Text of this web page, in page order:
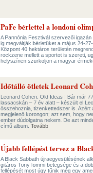
PaFe bérlettel a londoni
A Pannónia Fesztivál szervezői
ig megváltják bérletüket a május 24-
Központ 40 hektáros területén
rockzene mellett a sportot is szereti,
helyszínen szurkoljon a magyar
Időtálló ötletek Leonard
Leonard Cohen: Old Ideas | Bár már
lassacskán – 7 év alatt – készült el
összehoznia, tizenkettedszer is.
megjelenő korongon; azt sem, hogy
ember dúdolgatna nekem. De azt
című album. Tovább
Újabb fellépést tervez a
A Black Sabbath újraegyesülésének
gitáros Tony Iommi betegsége és a
fellépését most úgy tűnik még egy